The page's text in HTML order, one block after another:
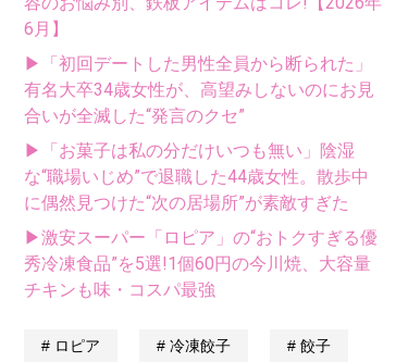
6月】
▶「初回デートした男性全員から断られた」
有名大卒34歳女性が、高望みしないのにお見
合いが全滅した“発言のクセ”
▶「お菓子は私の分だけいつも無い」陰湿
な“職場いじめ”で退職した44歳女性。散歩中
に偶然見つけた“次の居場所”が素敵すぎた
▶激安スーパー「ロピア」の“おトクすぎる優
秀冷凍食品”を5選!1個60円の今川焼、大容量
チキンも味・コスパ最強
ロピア 冷凍餃子 餃子